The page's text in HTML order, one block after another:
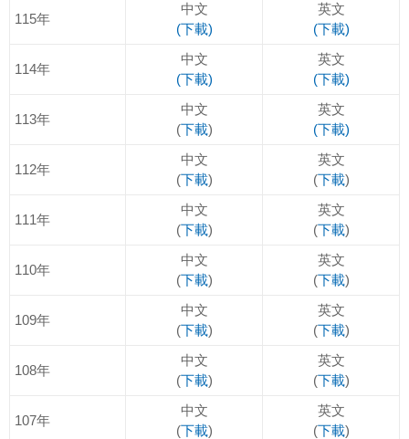
115年
中文
(下載)
英文
(下載)
114年
中文
(下載)
英文
(下載)
113年
中文
(下載)
英文
(下載)
112年
中文
(下載)
英文
(下載)
111年
中文
(下載)
英文
(下載)
110年
中文
(下載)
英文
(下載)
109年
中文
(下載)
英文
(下載)
108年
中文
(下載)
英文
(下載)
107年
中文
(下載)
英文
(下載)